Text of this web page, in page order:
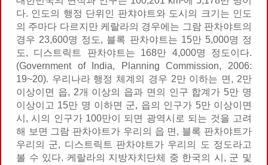
다. 인도의 행정 단위인 판챠야트와 도시의 크기는 인도
의 주마다 다르지만 케랄라의 경우에는 그람 판차야트의
경우 23,600명 정도, 블록 판차야트는 15만 5,000명 정
도, 디스트릭트 판차야트는 168만 4,000명 정도이다.
(Government of India, Planning Commission, 2006:
19~20). 우리나라 행정 체계의 경우 2만 이하는 면, 2만
이상이면 읍, 2개 이상의 읍과 면의 인구 합계가 5만 명
이상이고 15만 명 이하면 군, 읍의 인구가 5만 이상이면
시, 시의 인구가 100만이 되면 광역시로 되는 것을 고려
해 보면 그람 판차야트가 우리의 읍 면, 블록 판차야트가
우리의 군, 디스트릭트 판차야트가 우리의 도 정도라고
볼 수 있다. 케랄라의 지방자치단체 중 한국의 시, 군 및